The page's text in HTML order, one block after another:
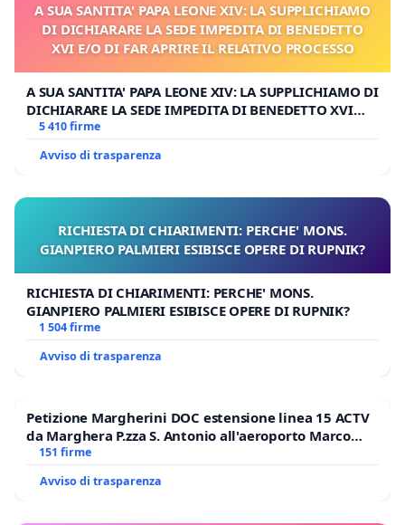
A SUA SANTITA' PAPA LEONE XIV: LA SUPPLICHIAMO
DI DICHIARARE LA SEDE IMPEDITA DI BENEDETTO
XVI E/O DI FAR APRIRE IL RELATIVO PROCESSO
A SUA SANTITA' PAPA LEONE XIV: LA SUPPLICHIAMO DI
DICHIARARE LA SEDE IMPEDITA DI BENEDETTO XVI
E/O DI FAR APRIRE IL RELATIVO PROCESSO
5 410 firme
Avviso di trasparenza
RICHIESTA DI CHIARIMENTI: PERCHE' MONS.
GIANPIERO PALMIERI ESIBISCE OPERE DI RUPNIK?
RICHIESTA DI CHIARIMENTI: PERCHE' MONS.
GIANPIERO PALMIERI ESIBISCE OPERE DI RUPNIK?
1 504 firme
Avviso di trasparenza
Petizione Margherini DOC estensione linea 15 ACTV
da Marghera P.zza S. Antonio all'aeroporto Marco
Polo tariffa a € 1,50
151 firme
Avviso di trasparenza